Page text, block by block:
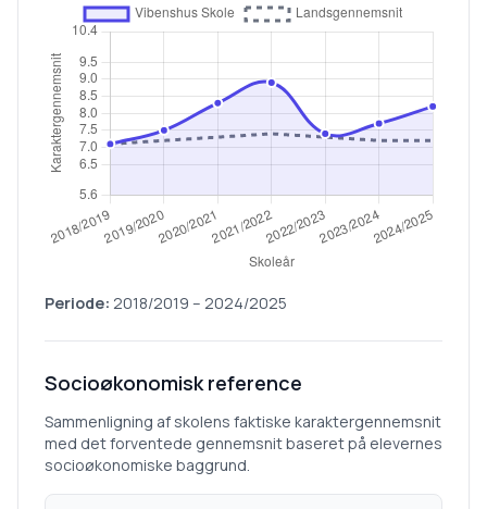
Periode: 2018/2019 – 2024/2025
Socioøkonomisk reference
Sammenligning af skolens faktiske karaktergennemsnit
med det forventede gennemsnit baseret på elevernes
socioøkonomiske baggrund.